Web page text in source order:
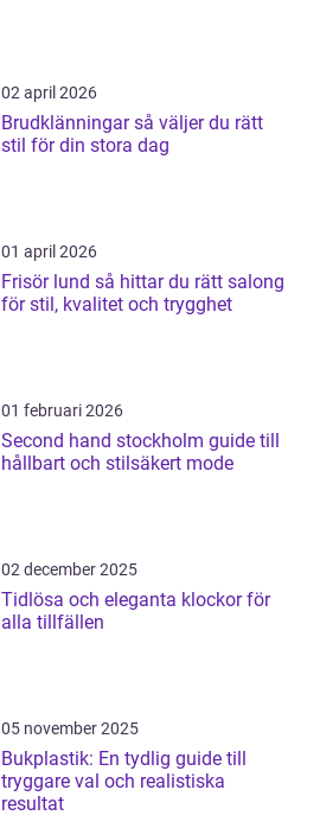
02 april 2026
Brudklänningar så väljer du rätt
stil för din stora dag
01 april 2026
Frisör lund så hittar du rätt salong
för stil, kvalitet och trygghet
01 februari 2026
Second hand stockholm guide till
hållbart och stilsäkert mode
02 december 2025
Tidlösa och eleganta klockor för
alla tillfällen
05 november 2025
Bukplastik: En tydlig guide till
tryggare val och realistiska
resultat